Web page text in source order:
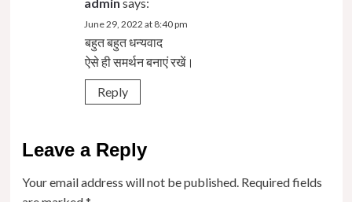
June 29, 2022 at 8:40 pm
बहुत बहुत धन्यवाद
ऐसे ही समर्थन बनाएं रखें।
Reply
Leave a Reply
Your email address will not be published. Required fields